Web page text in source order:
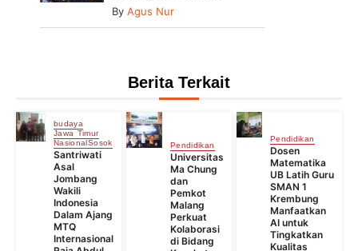
By Agus Nur
Berita Terkait
budaya
Jawa Timur
NasionalSosok
Santriwati
Asal
Jombang
Wakili
Indonesia
Dalam Ajang
MTQ
Internasional
Pendidikan
Universitas
Ma Chung
dan
Pemkot
Malang
Perkuat
Kolaborasi
di Bidang
Pendidikan
Dosen
Matematika
UB Latih Guru
SMAN 1
Krembung
Manfaatkan
AI untuk
Tingkatkan
Kualitas